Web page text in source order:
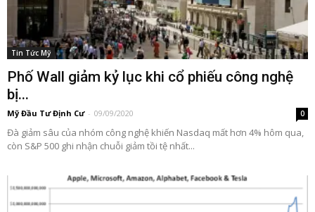
Tin Tức Mỹ
Phố Wall giảm kỷ lục khi cổ phiếu công nghệ
bị...
Mỹ Đầu Tư Định Cư - 09/09/2020 0
Đà giảm sâu của nhóm công nghệ khiến Nasdaq mất hơn 4% hôm qua,
còn S&P 500 ghi nhận chuỗi giảm tồi tệ nhất...